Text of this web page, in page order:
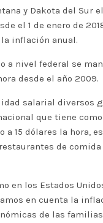
y Dakota del Sur
el 1 de enero de
inflación anual.
a nivel federal se
desde el año 2009.
salarial diversos
que tiene
a 15 dólares la hora,
de
en los Estados
en cuenta la
de las